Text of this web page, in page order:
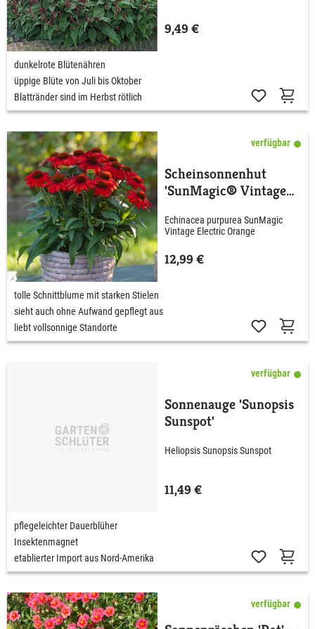
9,49 €
dunkelrote Blütenähren
üppige Blüte von Juli bis Oktober
Blattränder sind im Herbst rötlich
verfügbar
Scheinsonnenhut
'SunMagic® Vintage
Echinacea purpurea SunMagic
Vintage Electric Orange
12,99 €
tolle Schnittblume mit starken Stielen
sieht auch ohne Aufwand gepflegt aus
liebt vollsonnige Standorte
verfügbar
Sonnenauge 'Sunopsis
Sunspot'
Heliopsis Sunopsis Sunspot
11,49 €
pflegeleichter Dauerblüher
Insektenmagnet
etablierter Import aus Nord-Amerika
verfügbar